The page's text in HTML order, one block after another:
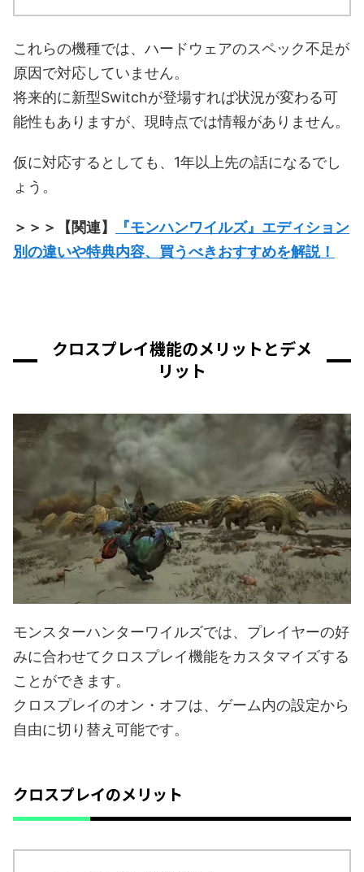
これらの機種では、ハードウェアのスペック不足が
原因で対応していません。
将来的に新型Switchが登場すれば状況が変わる可
能性もありますが、現時点では情報がありません。
仮に対応するとしても、1年以上先の話になるでし
ょう。
＞＞＞【関連】
『モンハンワイルズ』エディション
別の違いや特典内容、買うべきおすすめを解説！
クロスプレイ機能のメリットとデメ
リット
モンスターハンターワイルズでは、プレイヤーの好
みに合わせてクロスプレイ機能をカスタマイズする
ことができます。
クロスプレイのオン・オフは、ゲーム内の設定から
自由に切り替え可能です。
クロスプレイのメリット